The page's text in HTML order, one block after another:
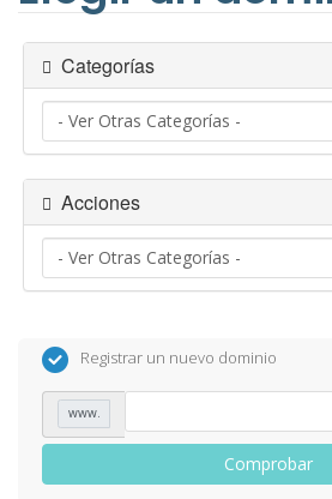
Categorías
Acciones
Registrar un nuevo dominio
www.
Comprobar